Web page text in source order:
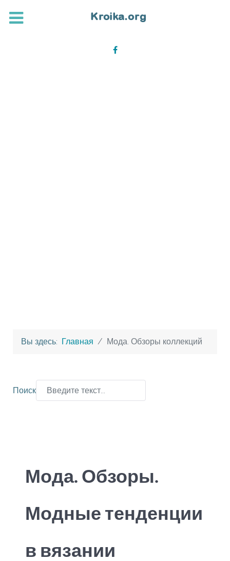
Вы здесь: Главная Мода. Обзоры коллекций
Поиск
Мода. Обзоры.
Модные тенденции
в вязании